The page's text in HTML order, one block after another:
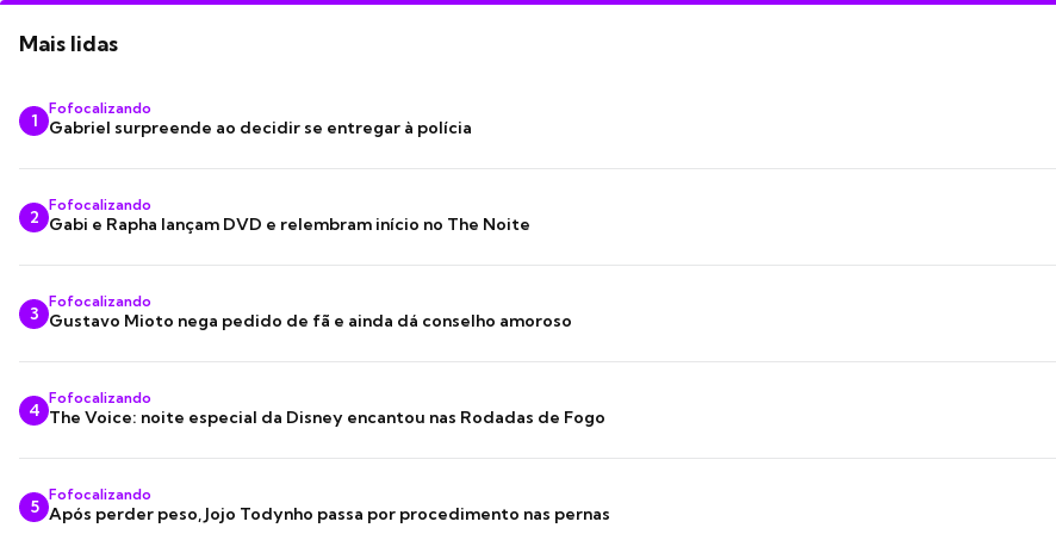
Mais lidas
1
Fofocalizando
Gabriel surpreende ao decidir se entregar à polícia
2
Fofocalizando
Gabi e Rapha lançam DVD e relembram início no The Noite
3
Fofocalizando
Gustavo Mioto nega pedido de fã e ainda dá conselho amoroso
4
Fofocalizando
The Voice: noite especial da Disney encantou nas Rodadas de Fogo
5
Fofocalizando
Após perder peso, Jojo Todynho passa por procedimento nas pernas